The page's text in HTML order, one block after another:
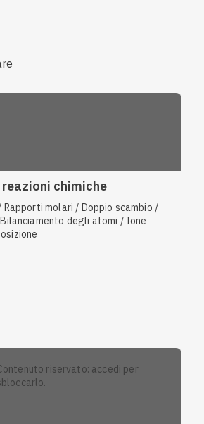
chimiche
molari / Doppio scambio /
degli atomi / Ione
per